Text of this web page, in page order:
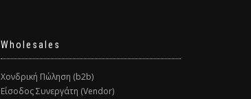
Wholesales
Χονδρική Πώληση (b2b)
Είσοδος Συνεργάτη (Vendor)